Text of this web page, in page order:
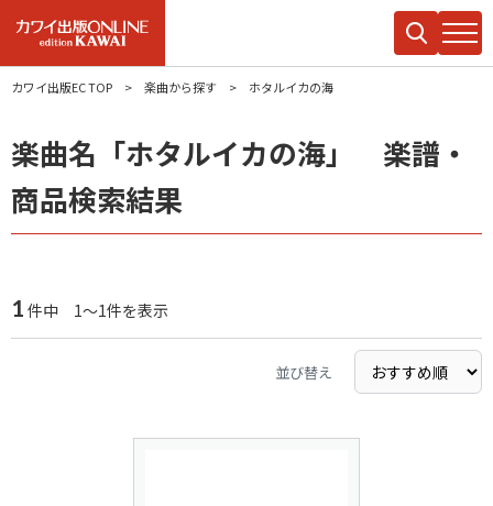
カワイ出版EC TOP 楽曲から探す ホタルイカの海
楽曲名「ホタルイカの海」 楽譜・
商品検索結果
1 件中 1～1件を表示
並び替え